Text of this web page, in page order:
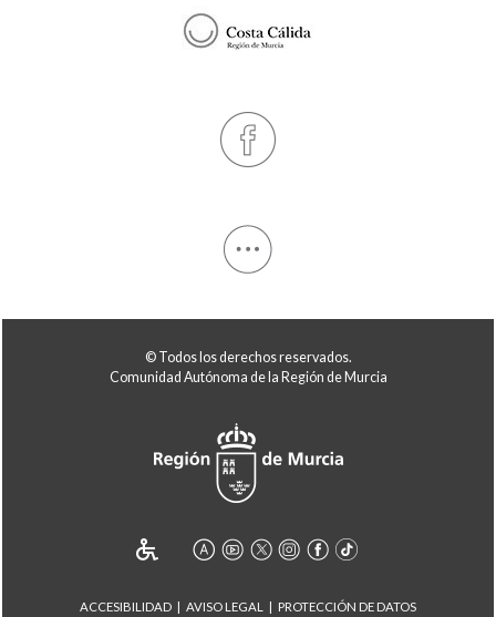
© Todos los derechos reservados.
Comunidad Autónoma de la Región de Murcia
ACCESIBILIDAD AVISO LEGAL PROTECCIÓN DE DATOS